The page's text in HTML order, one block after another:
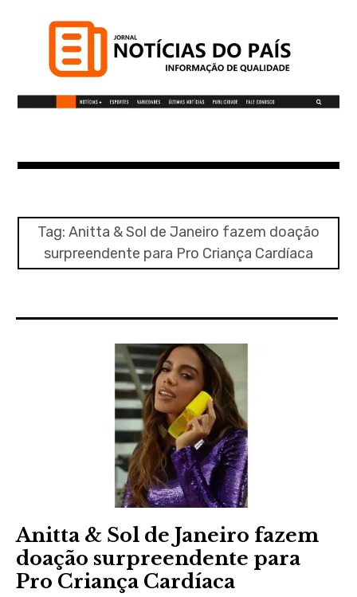
Tag: Anitta & Sol de Janeiro fazem doação
surpreendente para Pro Criança Cardíaca
Anitta & Sol de Janeiro fazem
doação surpreendente para
Pro Criança Cardíaca